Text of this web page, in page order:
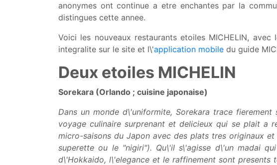
anonymes ont continue a etre enchantes par la
distingues cette annee.
Voici les nouveaux restaurants etoiles MICHELIN,
integralite sur le site et l\'application mobile du guide
Deux etoiles MICHELIN
Sorekara (Orlando ; cuisine japonaise)
Dans un monde d\'uniformite, Sorekara trace
voyage culinaire surprenant et delicieux qui se plait a
micro-saisons du Japon avec des plats tres originaux
superette ou le "nigiri"). Qu\'il s\'agisse d\'un madai
d\'Hokkaido, l\'elegance et le raffinement sont presents